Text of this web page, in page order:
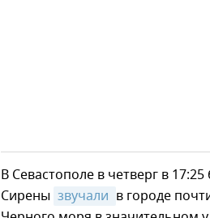
В Севастополе в четверг в
Сирены звучали в городе